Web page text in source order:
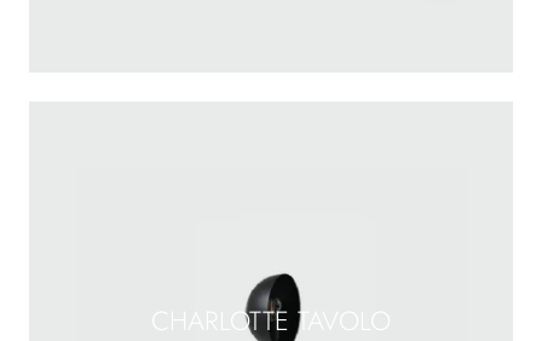
CHARLOTTE TAVOLO